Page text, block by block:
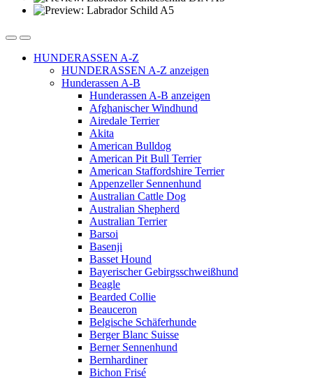
HUNDERASSEN A-Z
HUNDERASSEN A-Z anzeigen
Hunderassen A-B
Hunderassen A-B anzeigen
Afghanischer Windhund
Airedale Terrier
Akita
American Bulldog
American Pit Bull Terrier
American Staffordshire Terrier
Appenzeller Sennenhund
Australian Cattle Dog
Australian Shepherd
Australian Terrier
Barsoi
Basenji
Basset Hound
Bayerischer Gebirgsschweißhund
Beagle
Bearded Collie
Beauceron
Belgische Schäferhunde
Berger Blanc Suisse
Berner Sennenhund
Bernhardiner
Bichon Frisé